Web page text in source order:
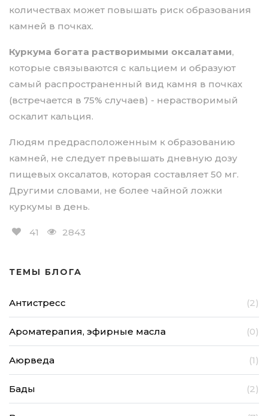
количествах может повышать риск образования
камней в почках.
Куркума богата растворимыми оксалатами,
которые связываются с кальцием и образуют
самый распространенный вид камня в почках
(встречается в 75% случаев) - нерастворимый
оскалит кальция.
Людям предрасположенным к образованию
камней, не следует превышать дневную дозу
пищевых оксалатов, которая составляет 50 мг.
Другими словами, не более чайной ложки
куркумы в день.
41 2843
ТЕМЫ БЛОГА
Антистресс (2)
Ароматерапия, эфирные масла (0)
Аюрведа (1)
Бады (2)